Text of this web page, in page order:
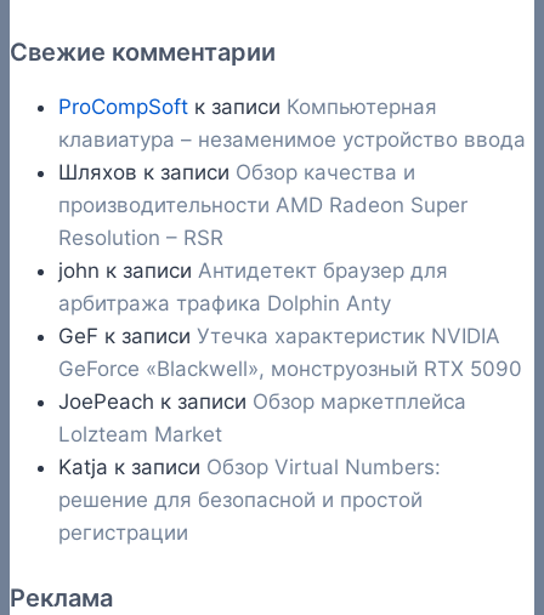
Свежие комментарии
ProCompSoft к записи Компьютерная
клавиатура – незаменимое устройство ввода
Шляхов к записи Обзор качества и
производительности AMD Radeon Super
Resolution – RSR
john к записи Антидетект браузер для
арбитража трафика Dolphin Anty
GeF к записи Утечка характеристик NVIDIA
GeForce «Blackwell», монструозный RTX 5090
JoePeach к записи Обзор маркетплейса
Lolzteam Market
Katja к записи Обзор Virtual Numbers:
решение для безопасной и простой
регистрации
Реклама